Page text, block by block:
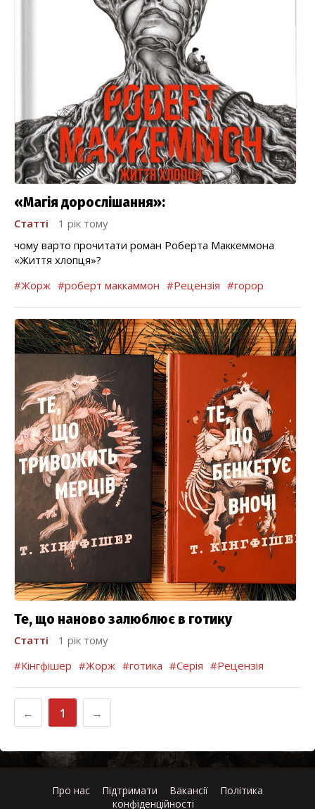
«Магія дорослішання»:
Статті
1 рік тому
чому варто прочитати роман Роберта Маккеммона
«Життя хлопця»?
#Жорж #роберт маккаммон #Рецензія #горор
Те, що наново залюблює в готику
Статті
1 рік тому
#Кінгфішер #Жорж #готика #Серія #Рецензія
← 1 →
Про нас Підтримати Вакансії
Політика
конфіденційності